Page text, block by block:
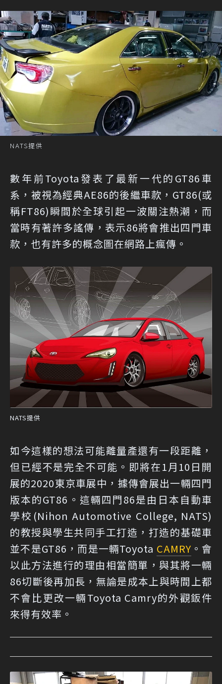
NATS提供
數年前Toyota發表了最新一代的GT86車
系，被視為經典AE86的後繼車款，GT86(或
稱FT86)瞬間於全球引起一波關注熱潮，而
當時有著許多謠傳，表示86將會推出四門車
款，也有許多的概念圖在網路上瘋傳。
NATS提供
如今這樣的想法可能離量產還有一段距離，
但已經不是完全不可能。即將在1月10日開
展的2020東京車展中，據傳會展出一輛四門
版本的GT86。這輛四門86是由日本自動車
學校(Nihon Automotive College, NATS)
的教授與學生共同手工打造，打造的基礎車
並不是GT86，而是一輛Toyota CAMRY 。會
以此方法進行的理由相當簡單，與其將一輛
86切斷後再加長，無論是成本上與時間上都
不會比更改一輛Toyota Camry的外觀鈑件
來得有效率。